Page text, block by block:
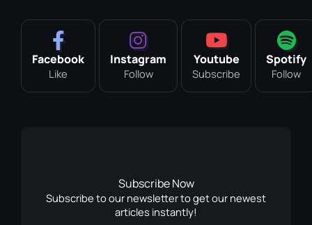
Facebook
Like
Instagram
Follow
Youtube
Subscribe
Spotify
Follow
Subscribe Now
Subscribe to our newsletter to get our newest
articles instantly!